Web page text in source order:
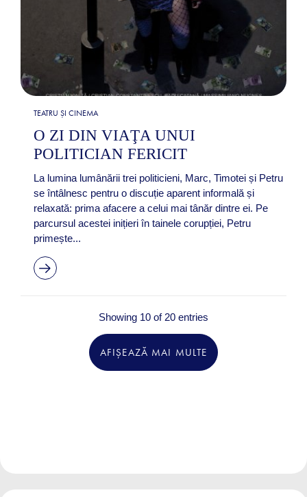
TEATRU ȘI CINEMA
O ZI DIN VIAŢA UNUI
POLITICIAN FERICIT
La lumina lumânării trei politicieni, Marc, Timotei și Petru
se întâlnesc pentru o discuție aparent informală și
relaxată: prima afacere a celui mai tânăr dintre ei. Pe
parcursul acestei inițieri în tainele corupției, Petru
primește...
Showing 10 of 20 entries
AFIȘEAZĂ MAI MULTE